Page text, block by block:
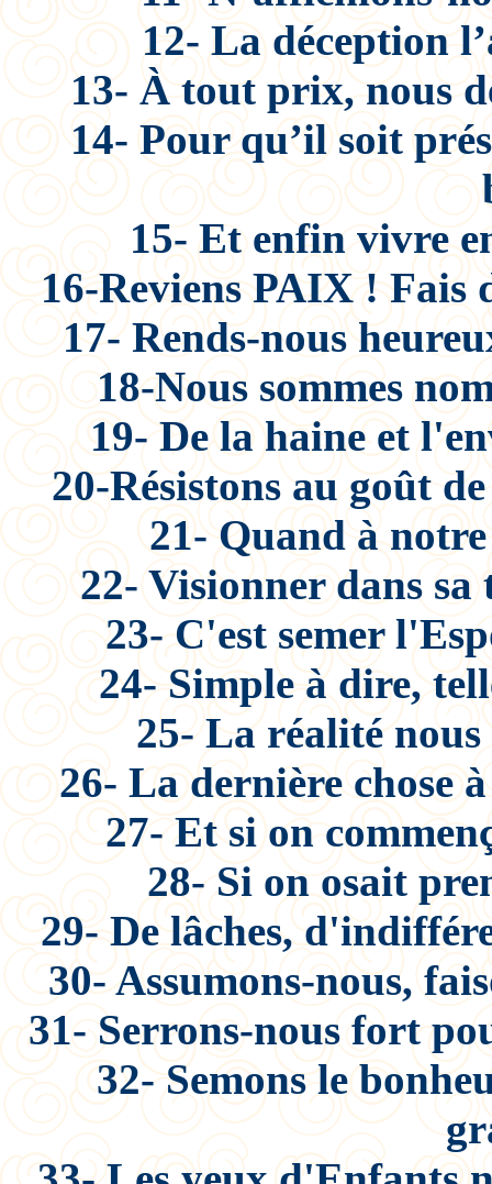
12- La déception
13- À tout prix, nous
14- Pour qu’il soit
15- Et enfin vivre
16-Reviens PAIX ! Fais
17- Rends-nous
18-Nous sommes
19- De la haine et
20-Résistons au goût
21- Quand à
22- Visionner dans
23- C'est semer
24- Simple à dire,
25- La réalité
26- La dernière chose
27- Et si on
28- Si on osait
29- De lâches,
30- Assumons-nous,
31- Serrons-nous fort
32- Semons le